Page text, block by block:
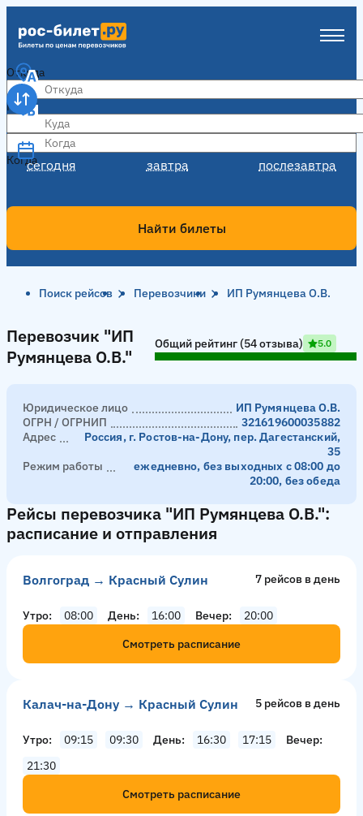
Откуда
Куда
Когда
сегодня завтра послезавтра
Когда
Найти билеты
Поиск рейсов Перевозчики ИП Румянцева О.В.
Перевозчик "ИП Румянцева О.В."
Перевозчик "ИП
Румянцева О.В."
Общий рейтинг (54 отзыва) 5.0
Юридическое лицо
ИП Румянцева О.В.
ОГРН / ОГРНИП
321619600035882
Адрес
Россия, г. Ростов-на-Дону, пер. Дагестанский,
35
Режим работы
ежедневно, без выходных с 08:00 до
20:00, без обеда
Рейсы перевозчика "ИП Румянцева О.В.":
расписание и отправления
Волгоград → Красный Сулин 7 рейсов в день
Утро 08:00 День 16:00 Вечер
20:00
Смотреть расписание
Калач-на-Дону → Красный Сулин 5 рейсов в день
Утро 09:15 09:30 День 16:30 17:15
Вечер
21:30
Смотреть расписание